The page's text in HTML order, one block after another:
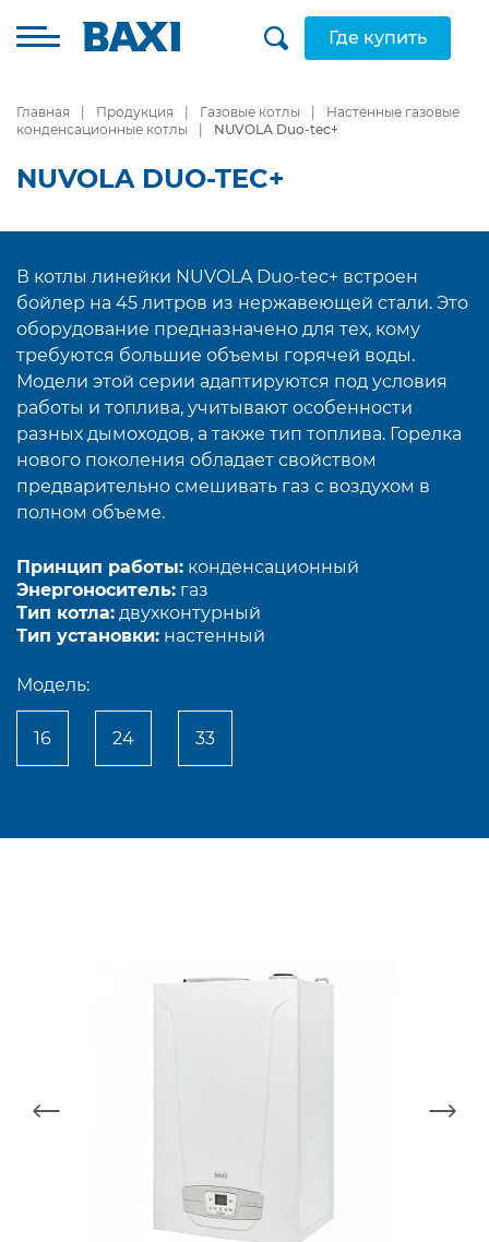
Где купить
Главная Продукция Газовые котлы
Настенные газовые
конденсационные котлы
NUVOLA Duo-tec+
NUVOLA DUO-TEC+
В котлы линейки NUVOLA Duo-tec+ встроен
бойлер на 45 литров из нержавеющей стали. Это
оборудование предназначено для тех, кому
требуются большие объемы горячей воды.
Модели этой серии адаптируются под условия
работы и топлива, учитывают особенности
разных дымоходов, а также тип топлива. Горелка
нового поколения обладает свойством
предварительно смешивать газ с воздухом в
полном объеме.
Принцип работы: конденсационный
Энергоноситель: газ
Тип котла: двухконтурный
Тип установки: настенный
Модель:
16 24 33